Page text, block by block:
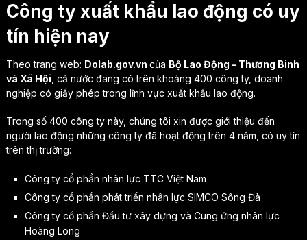
Công ty xuất khẩu lao động có uy
tín hiện nay
Theo trang web: Dolab.gov.vn của Bộ Lao Động – Thương Binh
và Xã Hội, cả nước đang có trên khoảng 400 công ty, doanh
nghiệp có giấy phép trong lĩnh vực xuất khẩu lao động.
Trong số 400 công ty này, chúng tôi xin được giới thiệu đến
người lao động những công ty đã hoạt động trên 4 năm, có uy tín
trên thị trường:
Công ty cổ phần nhân lực TTC Việt Nam
Công ty cổ phần phát triển nhân lực SIMCO Sông Đà
Công ty cổ phần Đầu tư xây dựng và Cung ứng nhân lực
Hoàng Long